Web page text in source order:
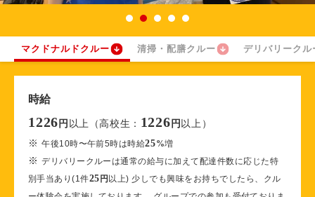
マクドナルドクルー 清掃・配膳クルー デリバリークル
時給
1226 円 以上（高校生： 1226 円 以上）
※午後10時〜午前5時は時給25%増
※デリバリークルーは通常の給与に加えて配達件数に応じた特
別手当あり(1件25円以上) 少しでも興味をお持ちでしたら、クル